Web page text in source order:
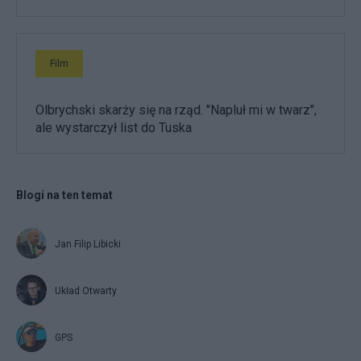
Film
Olbrychski skarży się na rząd. "Napluł mi w twarz",
ale wystarczył list do Tuska
Blogi na ten temat
Jan Filip Libicki
Układ Otwarty
GPS